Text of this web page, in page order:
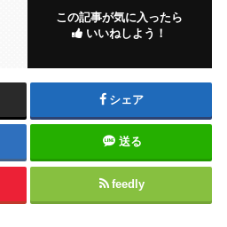
この記事が気に入ったら
いいねしよう！
シェア
送る
feedly